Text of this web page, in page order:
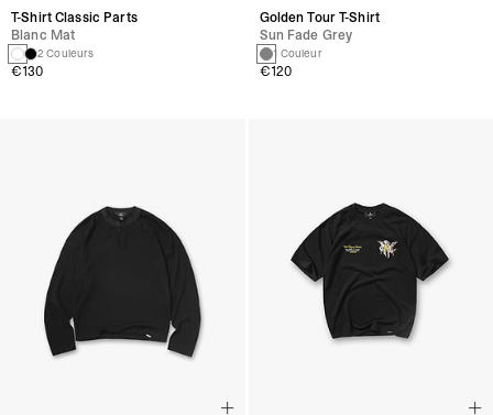
T-Shirt Classic Parts
Blanc Mat
2 Couleurs
€130
Golden Tour T-Shirt
Sun Fade Grey
1 Couleur
€120